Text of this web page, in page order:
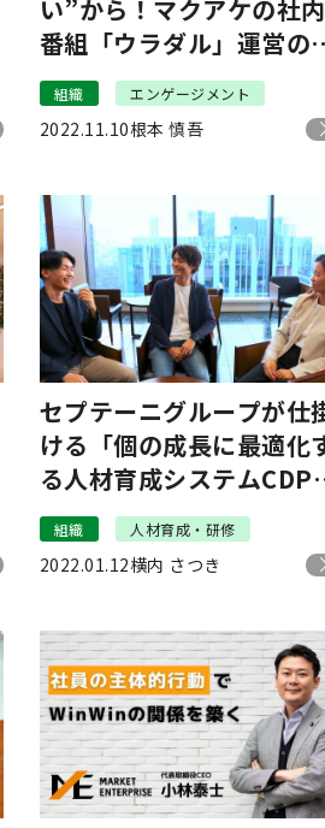
い”から！マクアケの社内
番組「ウラダル」運営の
側と、組織にもたらした
果とは？
組織 エンゲージメント
2022.11.10根本 慎吾
セプテーニグループが仕
ける「個の成長に最適化
る人材育成システムCDP
その仕組みやポイントと
は？
組織 人材育成・研修
2022.01.12横内 さつき